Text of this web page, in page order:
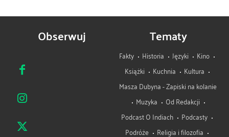
Obserwuj Tematy
Fakty Historia Języki
Kino
Książki
Kuchnia
Kultura
Masza Dubyna - Zapiski na kolanie
Muzyka
Od Redakcji
Podcast O Indiach
Podcasty
Podróże
Religia i filozofia